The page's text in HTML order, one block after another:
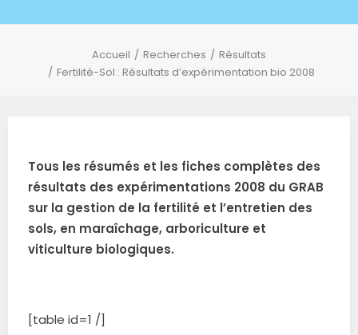
Accueil Recherches
Résultats
Fertilité-Sol : Résultats d’expérimentation bio 2008
Tous les résumés et les fiches complètes des
résultats des expérimentations 2008 du GRAB
sur la gestion de la fertilité et l’entretien des
sols, en maraîchage, arboriculture et
viticulture biologiques.
[table id=1 /]